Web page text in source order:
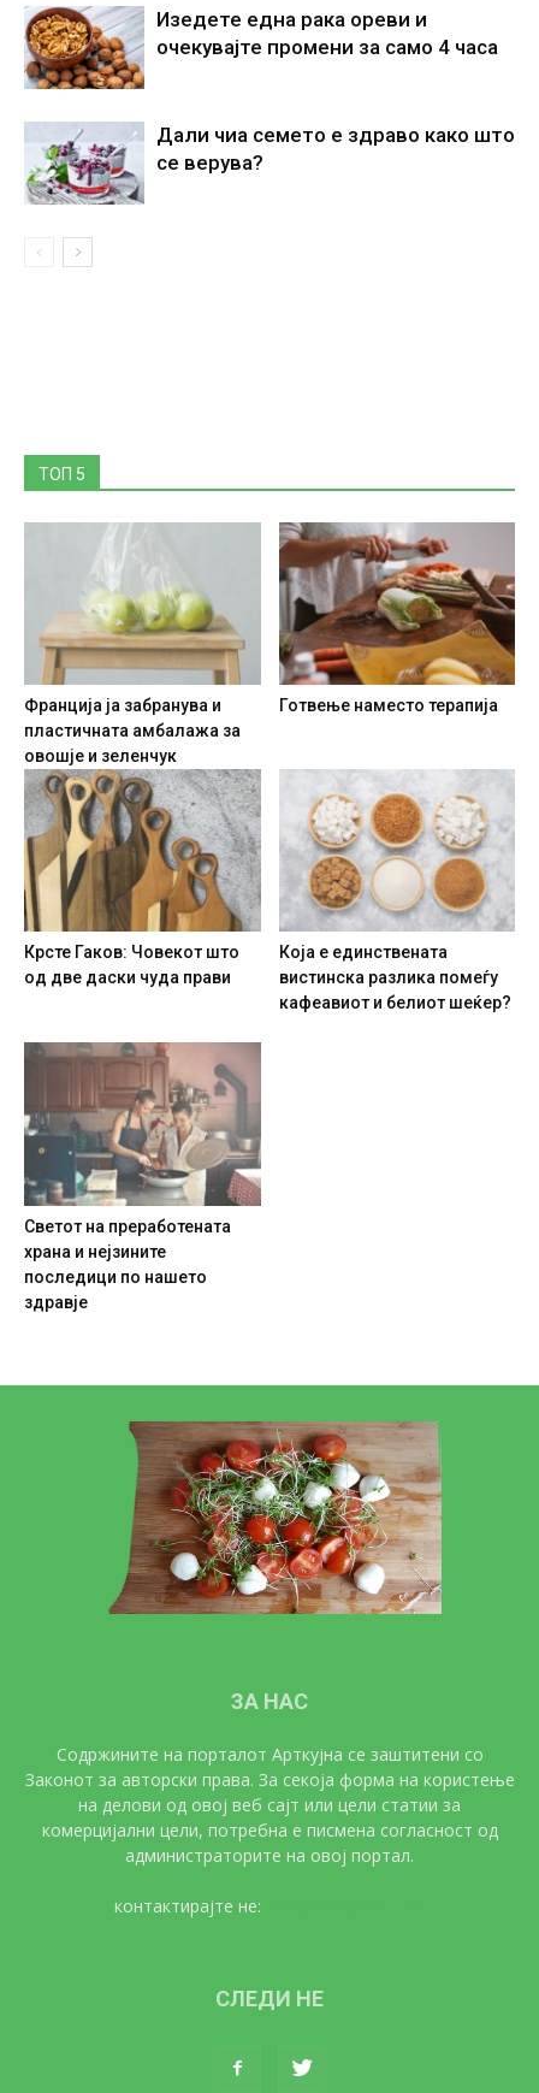
Изедете една рака ореви и
очекувајте промени за само 4 часа
Дали чиа семето е здраво како што
се верува?
ТОП 5
Франција ја забранува и
пластичната амбалажа за
овошје и зеленчук
Готвење наместо терапија
Крсте Гаков: Човекот што
од две даски чуда прави
Која е единствената
вистинска разлика помеѓу
кафеавиот и белиот шеќер?
Светот на преработената
храна и нејзините
последици по нашето
здравје
ЗА НАС
Содржините на порталот Арткујна се заштитени со
Законот за авторски права. За секоја форма на користење
на делови од овој веб сајт или цели статии за
комерцијални цели, потребна е писмена согласност од
администраторите на овој портал.
контактирајте не:
СЛЕДИ НЕ